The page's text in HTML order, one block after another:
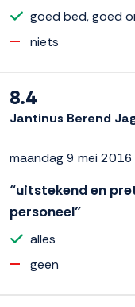
goed bed, goed
niets
8.4
Jantinus Berend
maandag 9 mei 2016
“uitstekend en
personeel”
alles
geen